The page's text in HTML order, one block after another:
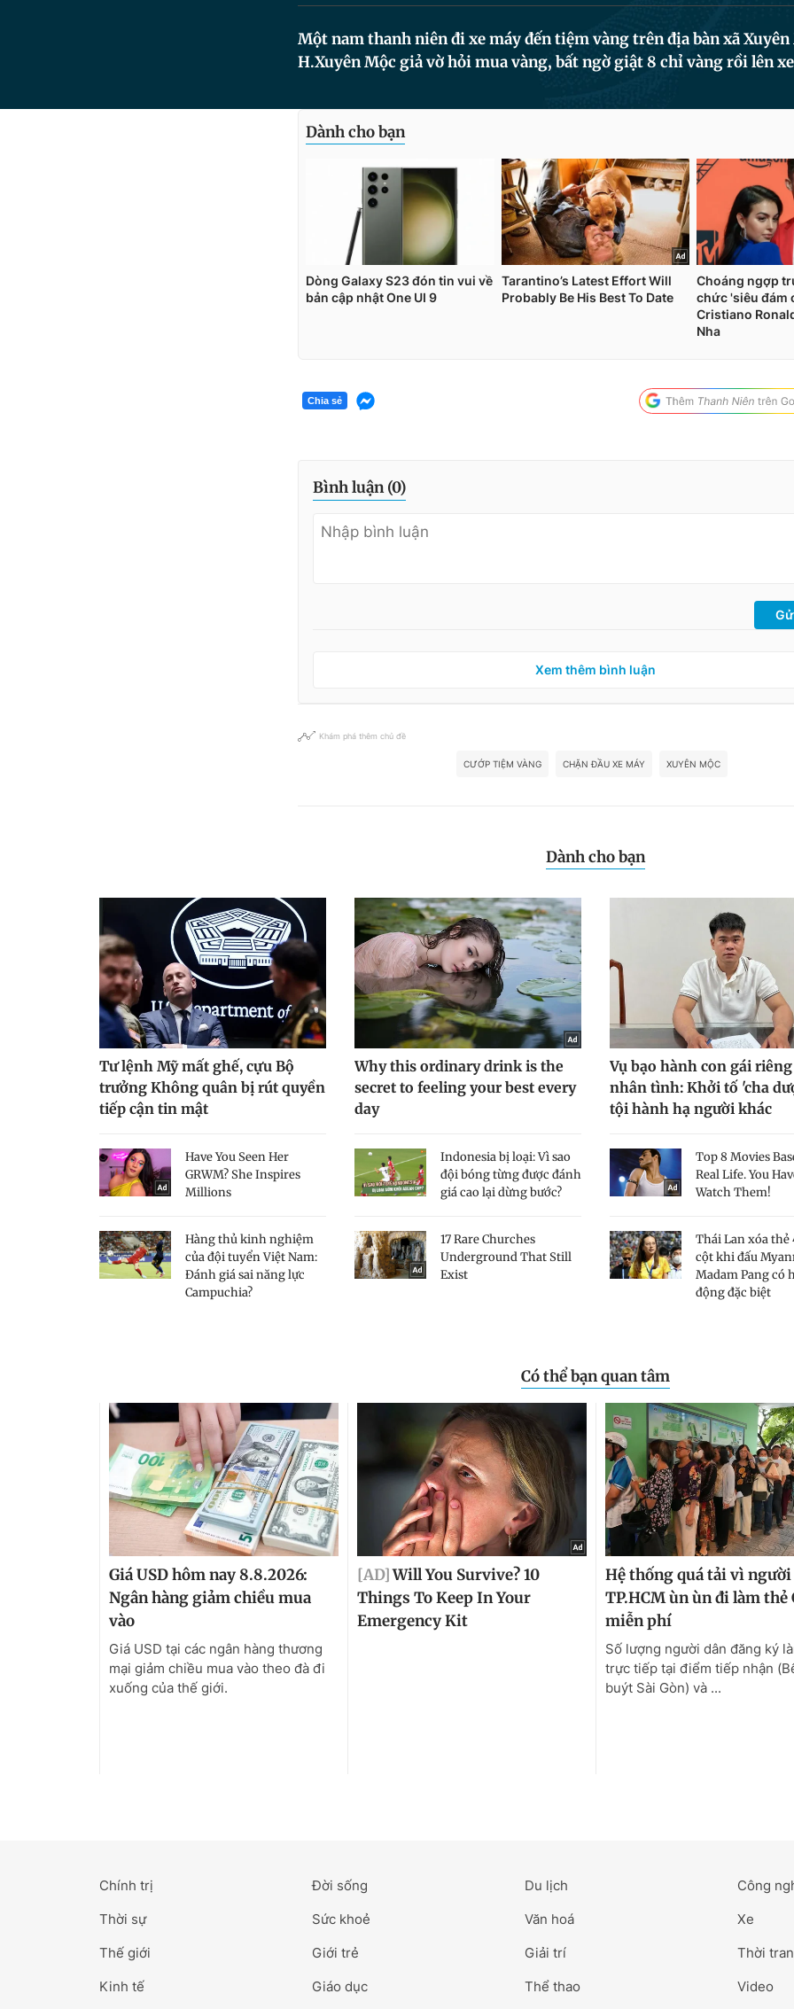
Một nam thanh niên đi xe máy đến tiệm vàng trên địa bàn xã Xuyên
H.Xuyên Mộc giả vờ hỏi mua vàng, bất ngờ giật 8 chỉ vàng rồi lên xe
Chia sẻ
Bình luận (0)
Xem thêm bình luận
Khám phá thêm chủ đề
CƯỚP TIỆM VÀNG CHẶN ĐẦU XE MÁY XUYÊN MỘC
Chính trị
Thời sự
Thế giới
Kinh tế
Đời sống
Sức khoẻ
Giới trẻ
Giáo dục
Du lịch
Văn hoá
Giải trí
Thể thao
Công
Xe
Thời
Video